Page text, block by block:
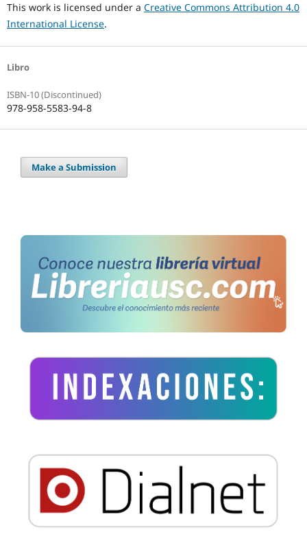
This work is licensed under a Creative Commons Attribution 4.0
International License.
Libro
ISBN-10 (Discontinued)
978-958-5583-94-8
Make a Submission